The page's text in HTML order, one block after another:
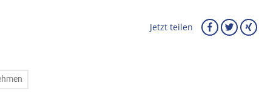
Jetzt teilen